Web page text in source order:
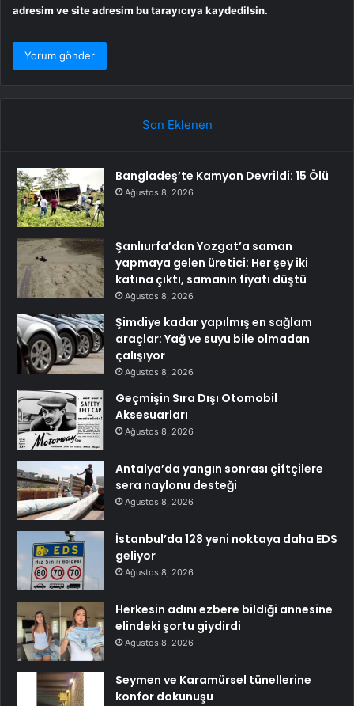
adresim ve site adresim bu tarayıcıya kaydedilsin.
Son Eklenen
Bangladeş’te Kamyon Devrildi: 15 Ölü
Ağustos 8, 2026
Şanlıurfa’dan Yozgat’a saman
yapmaya gelen üretici: Her şey iki
katına çıktı, samanın fiyatı düştü
Ağustos 8, 2026
Şimdiye kadar yapılmış en sağlam
araçlar: Yağ ve suyu bile olmadan
çalışıyor
Ağustos 8, 2026
Geçmişin Sıra Dışı Otomobil
Aksesuarları
Ağustos 8, 2026
Antalya’da yangın sonrası çiftçilere
sera naylonu desteği
Ağustos 8, 2026
İstanbul’da 128 yeni noktaya daha EDS
geliyor
Ağustos 8, 2026
Herkesin adını ezbere bildiği annesine
elindeki şortu giydirdi
Ağustos 8, 2026
Seymen ve Karamürsel tünellerine
konfor dokunuşu